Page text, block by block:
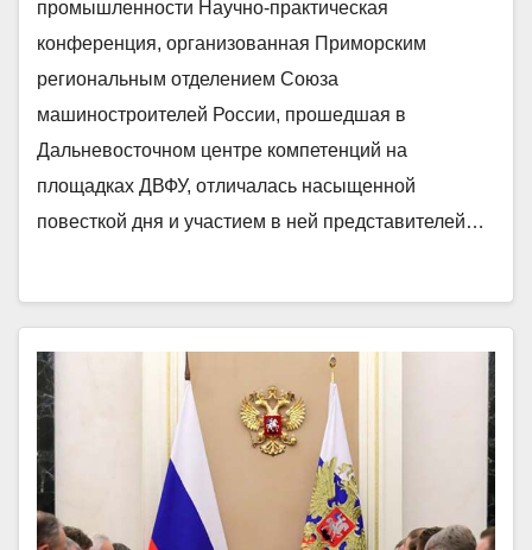
промышленности Научно-практическая
конференция, организованная Приморским
региональным отделением Союза
машиностроителей России, прошедшая в
Дальневосточном центре компетенций на
площадках ДВФУ, отличалась насыщенной
повесткой дня и участием в ней представителей…